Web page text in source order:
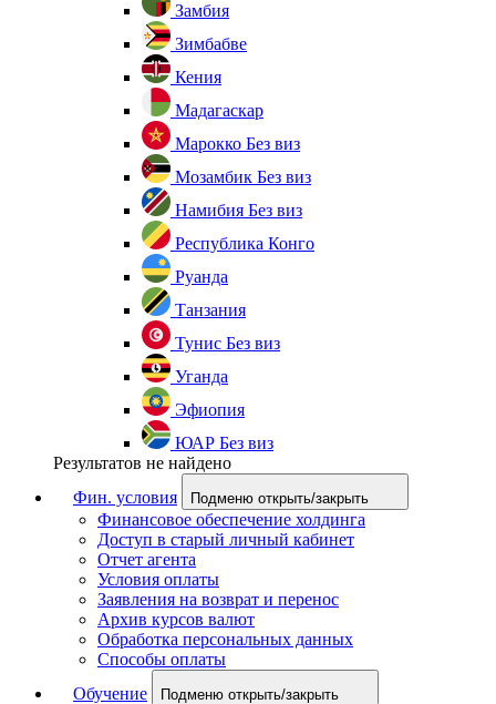
Замбия
Зимбабве
Кения
Мадагаскар
Марокко Без виз
Мозамбик Без виз
Намибия Без виз
Республика Конго
Руанда
Танзания
Тунис Без виз
Уганда
Эфиопия
ЮАР Без виз
Результатов не найдено
Фин. условия
Подменю открыть/закрыть
Финансовое обеспечение холдинга
Доступ в старый личный кабинет
Отчет агента
Условия оплаты
Заявления на возврат и перенос
Архив курсов валют
Обработка персональных данных
Способы оплаты
Обучение
Подменю открыть/закрыть